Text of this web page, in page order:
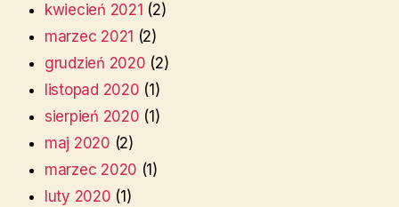
kwiecień 2021 (2)
marzec 2021 (2)
grudzień 2020 (2)
listopad 2020 (1)
sierpień 2020 (1)
maj 2020 (2)
marzec 2020 (1)
luty 2020 (1)